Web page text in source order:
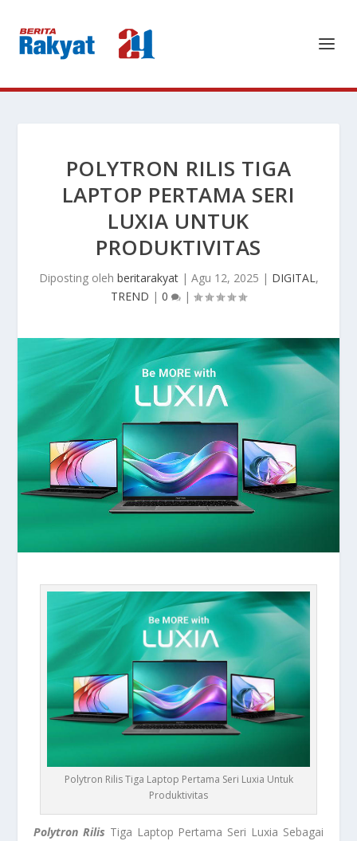
POLYTRON RILIS TIGA
LAPTOP PERTAMA SERI
LUXIA UNTUK
PRODUKTIVITAS
Diposting oleh beritarakyat| Agu 12, 2025 | DIGITAL,
TREND | 0 |
Polytron Rilis Tiga Laptop Pertama Seri Luxia Untuk
Produktivitas
Polytron Rilis Tiga Laptop Pertama Seri Luxia Sebagai